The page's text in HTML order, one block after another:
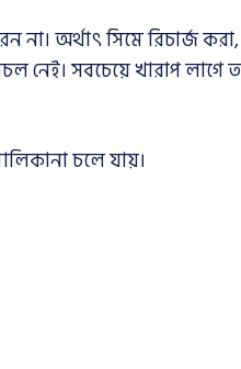
না। অর্থাৎ সিমে রিচার্জ
নেই। সবচেয়ে খারাপ লাগে
চলে যায়।